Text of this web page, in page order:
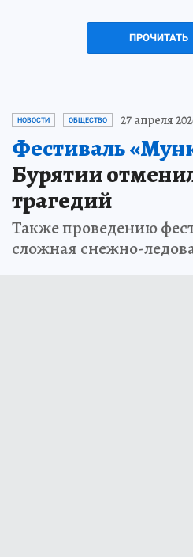
ПРОЧИТАТЬ
НОВОСТИ ОБЩЕСТВО 27 апреля
Фестиваль
Бурятии
трагедий
Также проведению
сложная снежно-